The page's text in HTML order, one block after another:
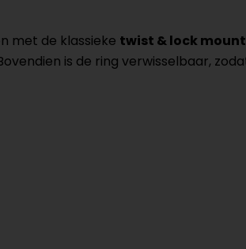
met de klassieke twist & lock
is de ring verwisselbaar,